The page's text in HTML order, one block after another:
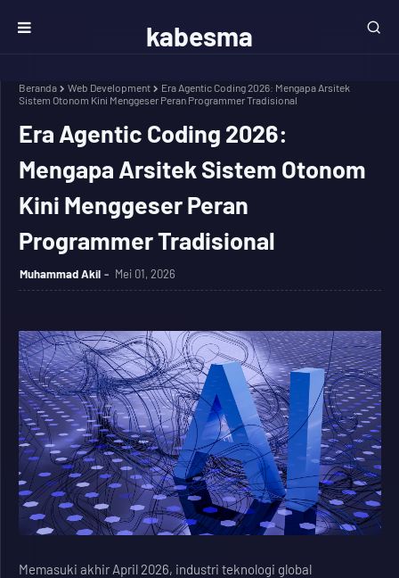
kabesma
Beranda Web Development
Era Agentic Coding 2026: Mengapa Arsitek
Sistem Otonom Kini Menggeser Peran Programmer Tradisional
Era Agentic Coding 2026:
Mengapa Arsitek Sistem Otonom
Kini Menggeser Peran
Programmer Tradisional
Muhammad Akil Mei 01, 2026
Memasuki akhir April 2026, industri teknologi global